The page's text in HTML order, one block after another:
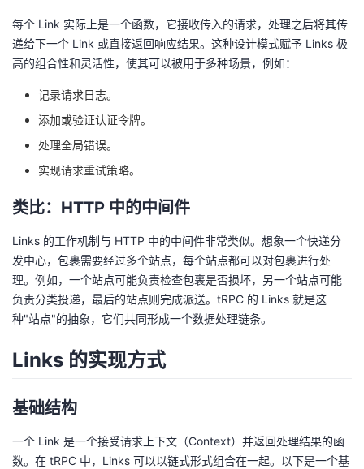
坛
圈
子
的
直
播
我
的
活
动
我
的
关
注
我
的
者
学
的
课
我
的
我
我
Programs
的
支
持
技
术
的
云
每个 Link 实际上是一个函数，它接收传入的请求，处理之后将其传
递给下一个 Link 或直接返回响应结果。这种设计模式赋予 Links 极
高的组合性和灵活性，使其可以被用于多种场景，例如：
记录请求日志。
添加或验证认证令牌。
处理全局错误。
实现请求重试策略。
类比：HTTP 中的中间件
Links 的工作机制与 HTTP 中的中间件非常类似。想象一个快递分
发中心，包裹需要经过多个站点，每个站点都可以对包裹进行处
理。例如，一个站点可能负责检查包裹是否损坏，另一个站点可能
负责分类投递，最后的站点则完成派送。tRPC 的 Links 就是这
种"站点"的抽象，它们共同形成一个数据处理链条。
Links 的实现方式
基础结构
一个 Link 是一个接受请求上下文（Context）并返回处理结果的函
数。在 tRPC 中，Links 可以以链式形式组合在一起。以下是一个基